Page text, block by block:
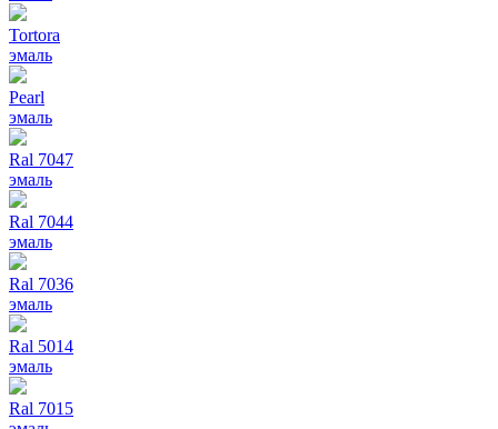
Tortora
эмаль
Pearl
эмаль
Ral 7047
эмаль
Ral 7044
эмаль
Ral 7036
эмаль
Ral 5014
эмаль
Ral 7015